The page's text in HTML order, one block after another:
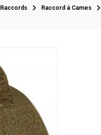
Raccords Raccord à Cames